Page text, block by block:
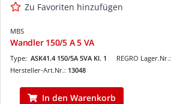
Zu Favoriten hinzufügen
MBS
Wandler 150/5 A 5 VA
REGRO Lager.Nr.:
Type: ASK41.4 150/5A 5VA Kl. 1
Hersteller-Art.Nr.: 13048
In den Warenkorb